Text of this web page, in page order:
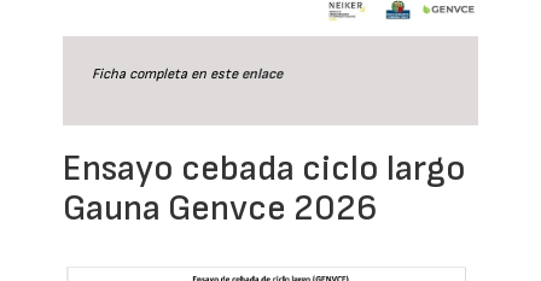
Ficha completa en este enlace
Ensayo cebada ciclo largo
Gauna Genvce 2026